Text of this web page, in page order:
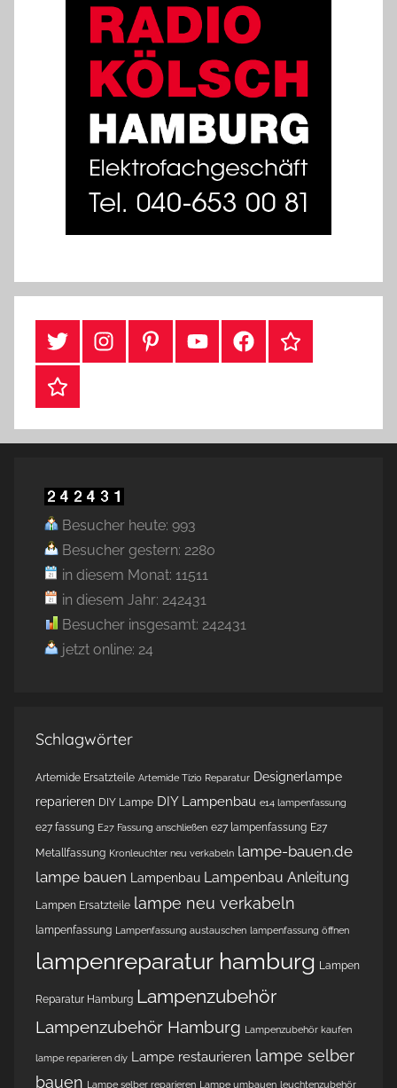
#TwitterInstagramPinterestYouTubeFacebookTikTok
Webshop
Besucher heute: 993
Besucher gestern: 2280
in diesem Monat: 11511
in diesem Jahr: 242431
Besucher insgesamt: 242431
jetzt online: 24
Schlagwörter
Artemide Ersatzteile Artemide Tizio Reparatur Designerlampe
reparieren DIY Lampe DIY Lampenbau e14 lampenfassung
e27 fassung E27 Fassung anschließen e27 lampenfassung E27
Metallfassung Kronleuchter neu verkabeln lampe-bauen.de
lampe bauen
Lampenbau Lampenbau Anleitung
Lampen Ersatzteile lampe neu verkabeln
lampenfassung Lampenfassung austauschen lampenfassung öffnen
lampenreparatur hamburg Lampen
Reparatur Hamburg Lampenzubehör
Lampenzubehör Hamburg Lampenzubehör kaufen
lampe reparieren diy Lampe restaurieren lampe selber
bauen Lampe selber reparieren Lampe umbauen leuchtenzubehör